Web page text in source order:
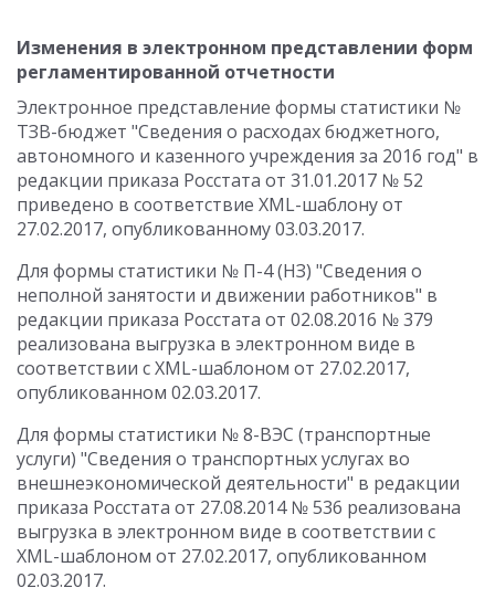
Изменения в электронном представлении форм
регламентированной отчетности
Электронное представление формы статистики №
ТЗВ-бюджет "Сведения о расходах бюджетного,
автономного и казенного учреждения за 2016 год" в
редакции приказа Росстата от 31.01.2017 № 52
приведено в соответствие XML-шаблону от
27.02.2017, опубликованному 03.03.2017.
Для формы статистики № П-4 (НЗ) "Сведения о
неполной занятости и движении работников" в
редакции приказа Росстата от 02.08.2016 № 379
реализована выгрузка в электронном виде в
соответствии с XML-шаблоном от 27.02.2017,
опубликованном 02.03.2017.
Для формы статистики № 8-ВЭС (транспортные
услуги) "Сведения о транспортных услугах во
внешнеэкономической деятельности" в редакции
приказа Росстата от 27.08.2014 № 536 реализована
выгрузка в электронном виде в соответствии с
XML-шаблоном от 27.02.2017, опубликованном
02.03.2017.